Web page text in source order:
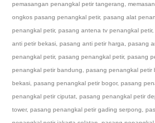
pemasangan penangkal petir tangerang
ongkos pasang penangkal petir, pasang alat
penangkal petir, pasang antena tv penangkal petir,
anti petir bekasi pasang anti petir harga pasang
penangkal petir, pasang penangkal petir, pasang
penangkal petir bandung
pasang penangkal petir
bekasi pasang penangkal petir bogor, pasang
penangkal petir ciputat pasang penangkal petir
tower, pasang penangkal petir gading serpong